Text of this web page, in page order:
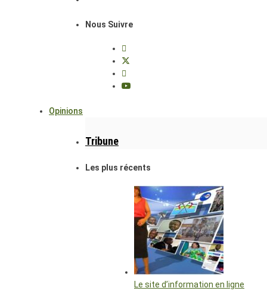
Nous Suivre
Opinions
Tribune
Les plus récents
Le site d’information en ligne